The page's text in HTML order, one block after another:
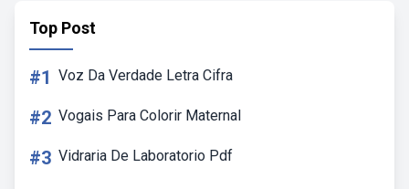
Top Post
#1 Voz Da Verdade Letra Cifra
#2 Vogais Para Colorir Maternal
#3 Vidraria De Laboratorio Pdf